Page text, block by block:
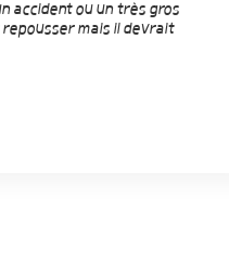
accident ou un très gros
repousser mais il devrait